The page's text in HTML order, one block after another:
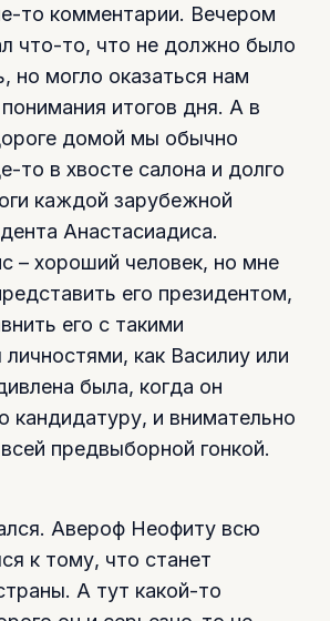
то комментарии. Вечером
что-то, что не должно было
но могло оказаться нам
итогов дня. А в
домой мы обычно
то в хвосте салона и долго
каждой зарубежной
Анастасиадиса.
– хороший человек, но мне
его президентом,
его с такими
как Василиу или
была, когда он
кандидатуру, и внимательно
предвыборной гонкой.
Авероф Неофиту всю
к тому, что станет
А тут какой-то